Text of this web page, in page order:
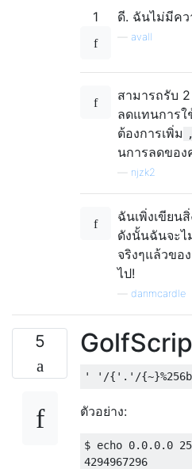
1 ดี. ฉันไม่มีค
avall
สามารถรับ
ลดแทนการ
ต้องการเพิ่ม
นการลดขอ
njzk2
ฉันเพิ่งเขียน
ดังนั้นฉันจะ
จริงๆแล้วขอ
ไป!
danmcardle
5
ตัวอย่าง:
$ echo 0.0.0.0
4294967296